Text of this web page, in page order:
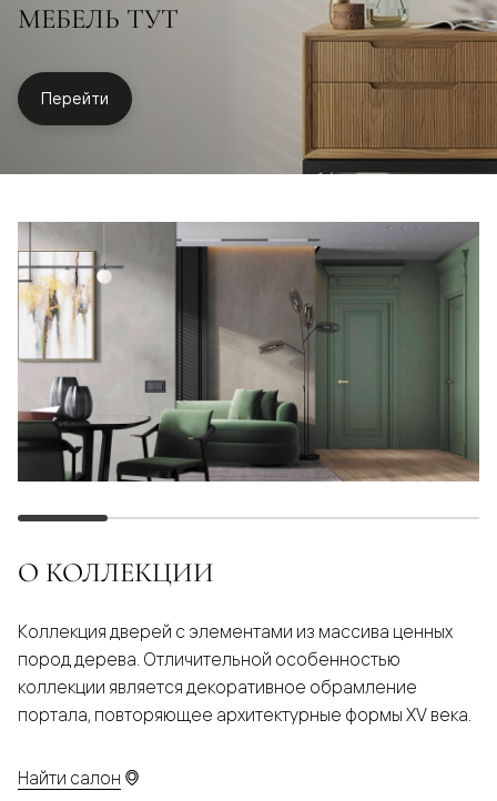
МЕБЕЛЬ ТУТ
Перейти
О КОЛЛЕКЦИИ
Коллекция дверей с элементами из массива ценных
пород дерева. Отличительной особенностью
коллекции является декоративное обрамление
портала, повторяющее архитектурные формы XV века.
Найти салон